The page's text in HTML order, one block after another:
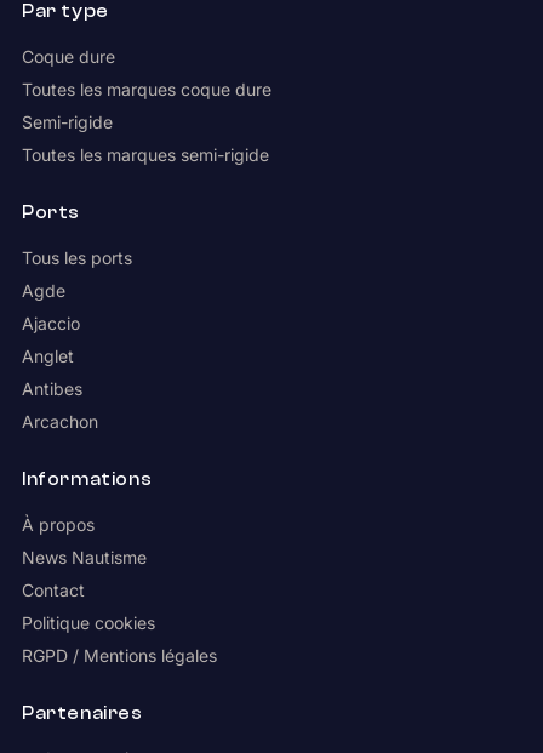
Par type
Coque dure
Toutes les marques coque dure
Semi-rigide
Toutes les marques semi-rigide
Ports
Tous les ports
Agde
Ajaccio
Anglet
Antibes
Arcachon
Informations
À propos
News Nautisme
Contact
Politique cookies
RGPD / Mentions légales
Partenaires